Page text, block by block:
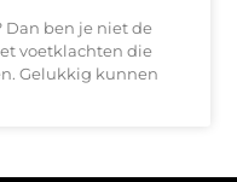
Dan ben je niet de
voetklachten die
Gelukkig kunnen